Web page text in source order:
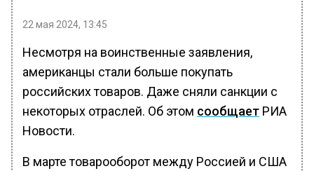
22 мая 2024, 13:45
Несмотря на воинственные заявления,
американцы стали больше покупать
российских товаров. Даже сняли санкции с
некоторых отраслей. Об этом сообщает РИА
Новости.
В марте товарооборот между Россией и США